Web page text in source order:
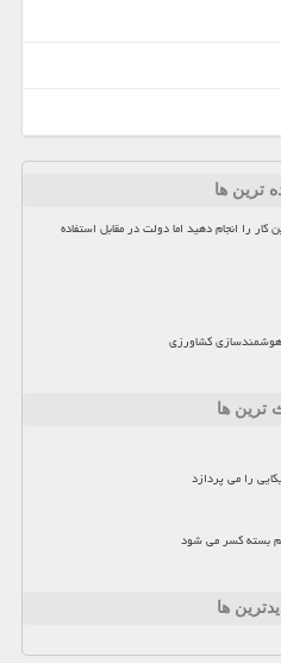
ترین ها
را انجام دهید اما دولت در مقابل استفاده
هوشمندسازی کشاورزی
ترین ها
را می پردازد
بسته کسر می شود
ها